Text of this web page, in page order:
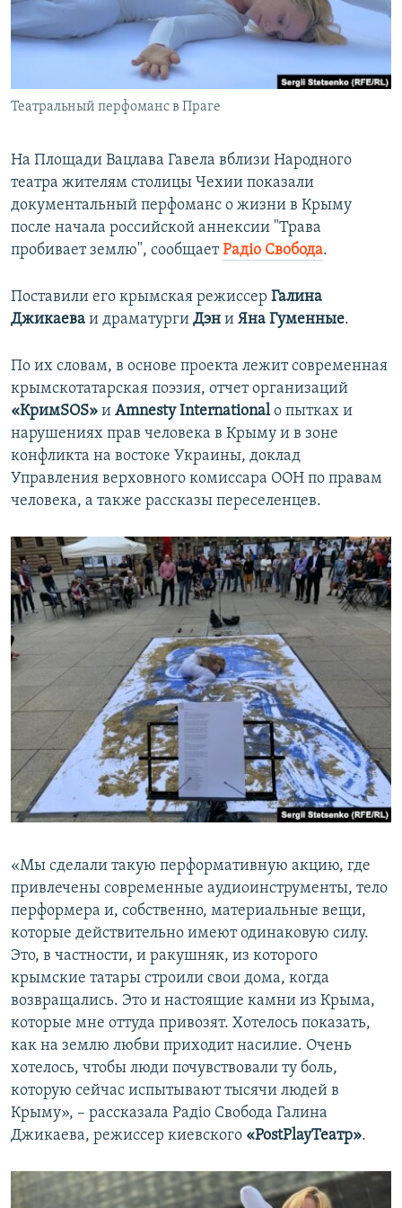
ПОБЕДИТЕЛЕЙ НЕ СУДЯТ?
КРЫМ.НЕПОКОРЕННЫЙ
УКРАИНСКАЯ ПРОБЛЕМА КРЫМА
ПРИСОЕДИНЯЙТЕСЬ!
Театральный перфоманс в Праге
На Площади Вацлава Гавела вблизи Народного
театра жителям столицы Чехии показали
документальный перфоманс о жизни в Крыму
после начала российской аннексии "Трава
пробивает землю", сообщаетРадіо Свобода.
Поставили его крымская режиссер Галина
Джикаева и драматурги Дэн и Яна Гуменные.
По их словам, в основе проекта лежит современная
крымскотатарская поэзия, отчет организаций
«КримSOS» и Amnesty Internationalо пытках и
нарушениях прав человека в Крыму и в зоне
конфликта на востоке Украины, доклад
Управления верховного комиссара ООН по правам
человека, а также рассказы переселенцев.
«Мы сделали такую перформативную акцию, где
привлечены современные аудиоинструменты, тело
перформера и, собственно, материальные вещи,
которые действительно имеют одинаковую силу.
Это, в частности, и ракушняк, из которого
крымские татары строили свои дома, когда
возвращались. Это и настоящие камни из Крыма,
которые мне оттуда привозят. Хотелось показать,
как на землю любви приходит насилие. Очень
хотелось, чтобы люди почувствовали ту боль,
которую сейчас испытывают тысячи людей в
Крыму», – рассказала Радіо Свобода Галина
Джикаева, режиссер киевского «PostPlayТеатр».